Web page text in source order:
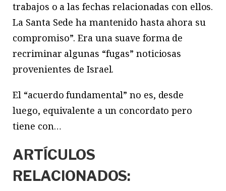
trabajos o a las fechas relacionadas con ellos.
La Santa Sede ha mantenido hasta ahora su
compromiso”. Era una suave forma de
recriminar algunas “fugas” noticiosas
provenientes de Israel.
El “acuerdo fundamental” no es, desde
luego, equivalente a un concordato pero
tiene con…
ARTÍCULOS
RELACIONADOS: